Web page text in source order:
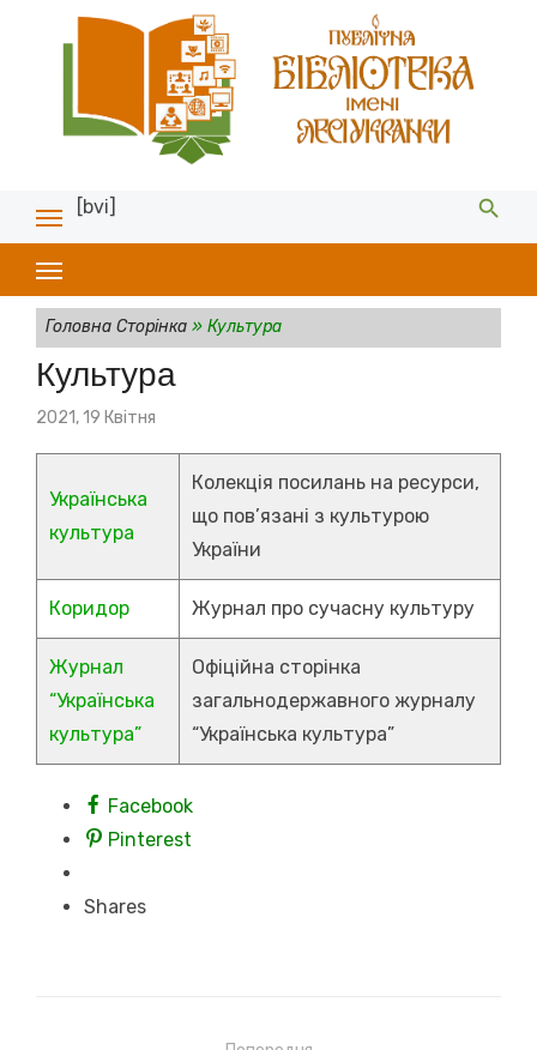
[bvi]
Головна Сторінка» Культура
Культура
Posted
2021, 19 Квітня
Українська
культура
Колекція посилань на ресурси,
що пов’язані з культурою
України
Коридор Журнал про сучасну культуру
Журнал
“Українська
культура”
Офіційна сторінка
загальнодержавного журналу
“Українська культура”
Facebook
Pinterest
Shares